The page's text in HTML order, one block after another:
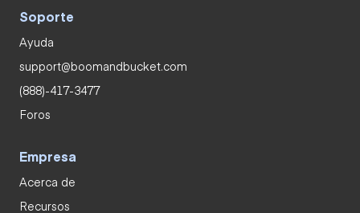
Soporte
Ayuda
support@boomandbucket.com
(888)-417-3477
Foros
Empresa
Acerca de
Recursos